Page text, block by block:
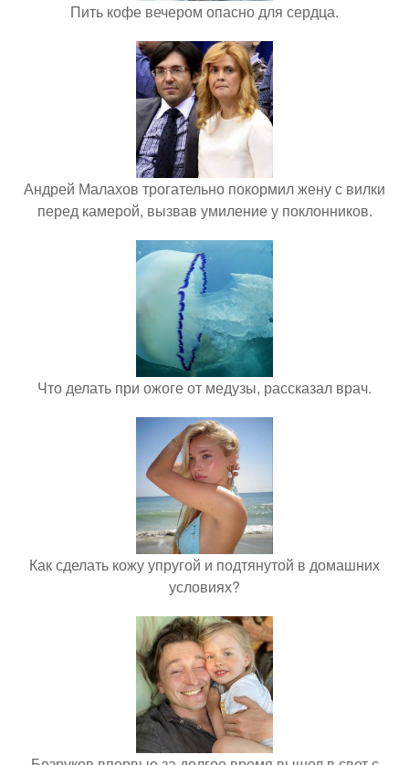
Пить кофе вечером опасно для сердца.
Андрей Малахов трогательно покормил жену с вилки
перед камерой, вызвав умиление у поклонников.
Что делать при ожоге от медузы, рассказал врач.
Как сделать кожу упругой и подтянутой в домашних
условиях?